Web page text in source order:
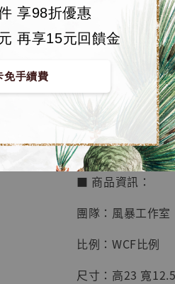
享98折優惠
再享15元回饋金
免手續費
【店內
系列蒐
鳥山明
工作室]
NT$ 4,280
NT$ 5,580
加入
🏝【無人島玩具】
【預購】進擊的
"4/30工作室通知
■ 商品資訊：
團隊：風暴工作室
比例：WCF比例
尺寸：高23 寬